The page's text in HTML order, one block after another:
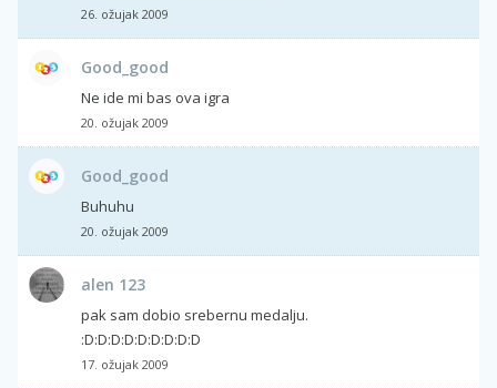
26. ožujak 2009
Good_good
Ne ide mi bas ova igra
20. ožujak 2009
Good_good
Buhuhu
20. ožujak 2009
alen 123
pak sam dobio srebernu medalju.
:D:D:D:D:D:D:D:D:D
17. ožujak 2009